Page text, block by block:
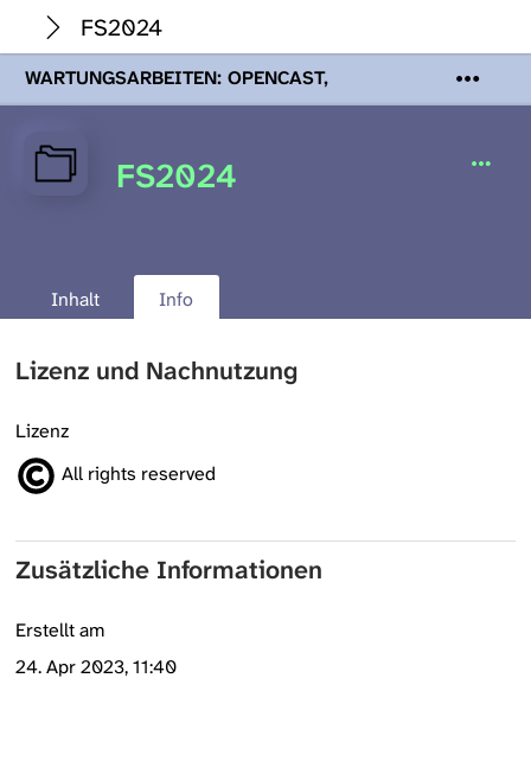
FS2024
WARTUNGSARBEITEN: OPENCAST,
PODCASTS & TOBIRA
Mi 19. August
Wartungsarbeiten an den Opencast-
Servern werden Ihnen Podcasts,
FS2024
Inhalt Info
Lizenz und Nachnutzung
Lizenz
All rights reserved
Zusätzliche Informationen
Erstellt am
24. Apr 2023, 11:40